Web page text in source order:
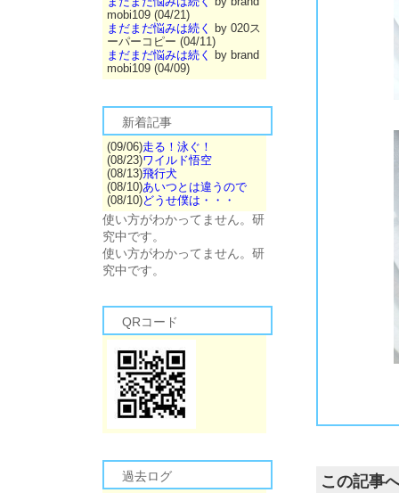
mobi109 (04/21)
まだまだ悩みは続く
by 020ス
ーパーコピー (04/11)
まだまだ悩みは続く
by brand
mobi109 (04/09)
新着記事
(09/06)走る！泳ぐ！
(08/23)ワイルド悟空
(08/13)飛行犬
(08/10)あいつとは違うので
(08/10)どうせ僕は・・・
使い方がわかってません。研
究中です。
使い方がわかってません。研
究中です。
QRコード
過去ログ この記事